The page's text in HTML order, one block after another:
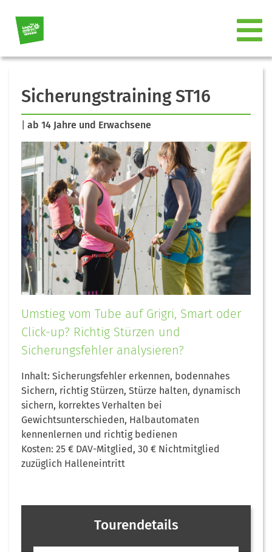
Sicherungstraining ST16
ab 14 Jahre und Erwachsene
Umstieg vom Tube auf Grigri, Smart oder
Click-up? Richtig Stürzen und
Sicherungsfehler analysieren?
Inhalt: Sicherungsfehler erkennen, bodennahes
Sichern, richtig Stürzen, Stürze halten, dynamisch
sichern, korrektes Verhalten bei
Gewichtsunterschieden, Halbautomaten
kennenlernen und richtig bedienen
Kosten: 25 € DAV-Mitglied, 30 € Nichtmitglied
zuzüglich Halleneintritt
Tourendetails